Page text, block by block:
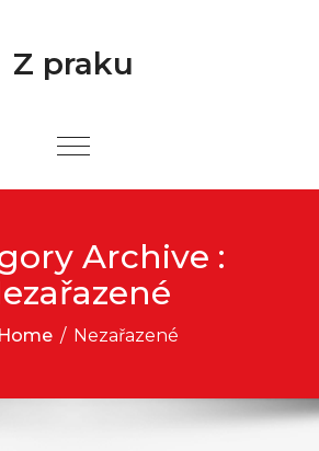
Z praku
Archive :
Home / Nezařazené